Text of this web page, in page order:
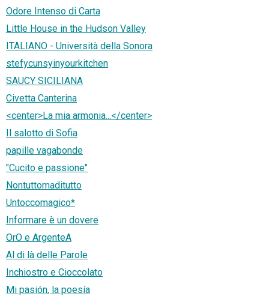
Odore Intenso di Carta
Little House in the Hudson Valley
ITALIANO - Università della Sonora
stefycunsyinyourkitchen
SAUCY SICILIANA
Civetta Canterina
<center>La mia armonia...</center>
Il salotto di Sofia
papille vagabonde
"Cucito e passione"
Nontuttomaditutto
Untoccomagico*
Informare è un dovere
OrO e ArgenteA
Al di là delle Parole
Inchiostro e Cioccolato
Mi pasión, la poesía